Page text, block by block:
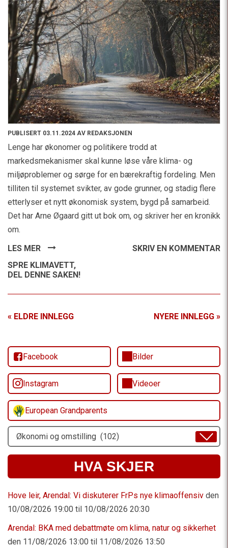
PUBLISERT 03.11.2024 AV REDAKSJONEN
Lenge har økonomer og politikere trodd at
markedsmekanismer skal kunne løse våre klima- og
miljøproblemer og sørge for en bærekraftig fordeling. Men
tilliten til systemet svikter, av gode grunner, og stadig flere
etterlyser et nytt økonomisk system, bygd på samarbeid.
Det har Arne Øgaard gitt ut bok om, og skriver her en kronikk
om.
LES MER
SKRIV EN KOMMENTAR
SPRE KLIMAVETT,
DEL DENNE SAKEN!
« ELDRE INNLEGG NYERE INNLEGG »
Facebook Bilder
Instagram Videoer
European Grandparents
Velg
Emne
HVA SKJER
Hove leir, Arendal: Vi diskuterer FrPs nye klimaoffensiv den
10/08/2026 19:00 til 10/08/2026 20:30
Arendal: BKA med debattmøte om klima, natur og sikkerhet
den 11/08/2026 13:00 til 11/08/2026 13:50